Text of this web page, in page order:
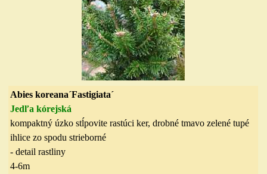
Abies koreana´Fastigiata´
Jedľa kórejská
kompaktný úzko stĺpovite rastúci ker, drobné tmavo zelené tupé
ihlice zo spodu strieborné
- detail rastliny
4-6m